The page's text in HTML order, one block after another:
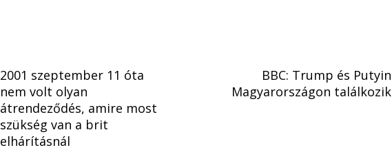
2001 szeptember 11 óta
nem volt olyan
átrendeződés, amire most
szükség van a brit
elhárításnál
BBC: Trump és Putyin
Magyarországon találkozik